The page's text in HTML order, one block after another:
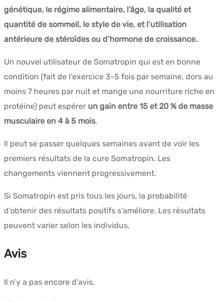
génétique, le régime alimentaire, l’âge, la qualité et
quantité de sommeil, le style de vie, et l’utilisation
antérieure de stéroïdes ou d’hormone de croissance.
Un nouvel utilisateur de Somatropin qui est en bonne
condition (fait de l’exercice 3-5 fois par semaine, dors au
moins 7 heures par nuit et mange une nourriture riche en
protéine) peut espérer un gain entre 15 et 20 % de masse
musculaire en 4 à 5 mois.
Il peut se passer quelques semaines avant de voir les
premiers résultats de la cure Somatropin. Les
changements viennent progressivement.
Si Somatropin est pris tous les jours, la probabilité
d’obtenir des résultats positifs s’améliore. Les résultats
peuvent varier selon les individus.
Avis
Il n’y a pas encore d’avis.